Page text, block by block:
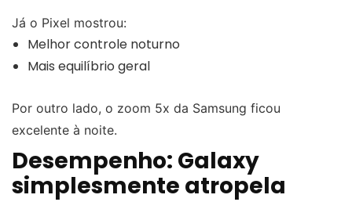
Já o Pixel mostrou:
Melhor controle noturno
Mais equilíbrio geral
Por outro lado, o zoom 5x da Samsung ficou
excelente à noite.
Desempenho: Galaxy
simplesmente atropela